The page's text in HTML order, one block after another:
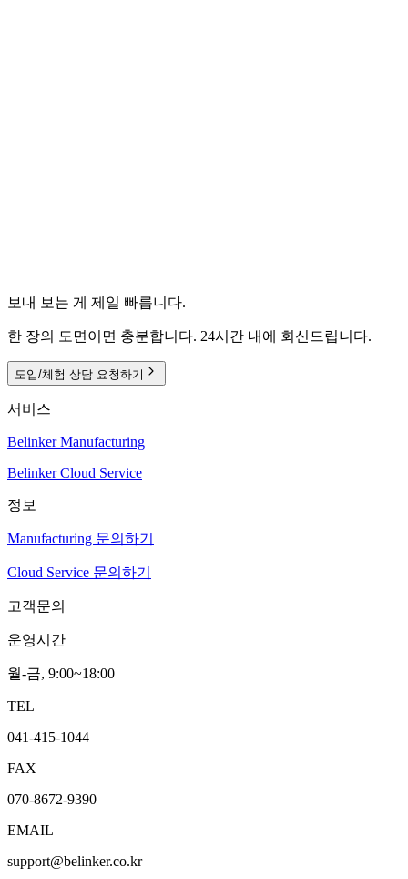
보내 보는 게 제일 빠릅니다.
한 장의 도면이면 충분합니다. 24시간 내에 회신드립니다.
도입/체험 상담 요청하기
서비스
Belinker Manufacturing
Belinker Cloud Service
정보
Manufacturing 문의하기
Cloud Service 문의하기
고객문의
운영시간
월-금, 9:00~18:00
TEL
041-415-1044
FAX
070-8672-9390
EMAIL
support@belinker.co.kr